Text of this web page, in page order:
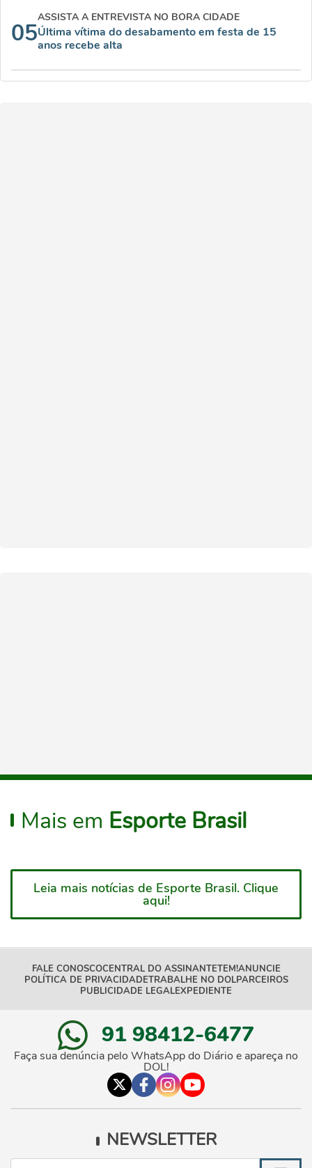
05
ASSISTA A ENTREVISTA NO BORA CIDADE
Última vítima do desabamento em festa de 15
anos recebe alta
Mais em Esporte Brasil
Leia mais notícias de Esporte Brasil. Clique
aqui!
FALE CONOSCOCENTRAL DO ASSINANTETEM!ANUNCIE
POLÍTICA DE PRIVACIDADETRABALHE NO DOLPARCEIROS
PUBLICIDADE LEGALEXPEDIENTE
91 98412-6477
Faça sua denúncia pelo WhatsApp do Diário e apareça no
DOL!
NEWSLETTER